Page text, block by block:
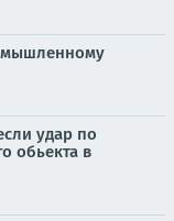
удар по
обьекта в